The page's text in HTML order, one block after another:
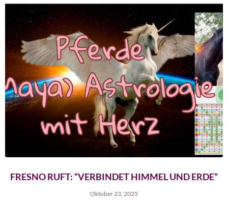
FRESNO RUFT: “VERBINDET HIMMEL UND ERDE”
Oktober 23, 2025